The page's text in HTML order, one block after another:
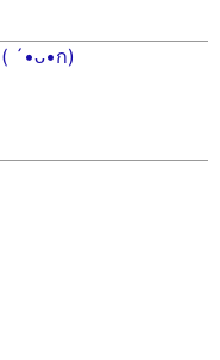
´•ᴗ•ก)